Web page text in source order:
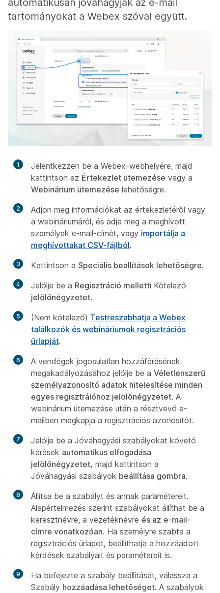
automatikusan jóváhagyják az e-mail
tartományokat a Webex szóval együtt.
1
Jelentkezzen be a Webex-webhelyére, majd
kattintson az Értekezlet ütemezése vagy a
Webinárium ütemezése lehetőségre.
2
Adjon meg információkat az értekezletéről vagy
a webináriumáról, és adja meg a meghívott
személyek e-mail-címét, vagy importálja a
meghívottakat CSV-fájlból.
3 Kattintson a Speciális beállítások lehetőségre.
4 Jelölje be a Regisztráció melletti Kötelező
jelölőnégyzetet.
5 (Nem kötelező) Testreszabhatja a Webex
találkozók és webináriumok regisztrációs
űrlapját.
6
A vendégek jogosulatlan hozzáférésének
megakadályozásához jelölje be a Véletlenszerű
személyazonosító adatok hitelesítése minden
egyes regisztrálóhoz jelölőnégyzetet. A
webinárium ütemezése után a résztvevő e-
mailben megkapja a regisztrációs azonosítót.
7
Jelölje be a Jóváhagyási szabályokat követő
kérések automatikus elfogadása
jelölőnégyzetet, majd kattintson a
Jóváhagyási szabályok beállítása gombra.
8
Állítsa be a szabályt és annak paramétereit.
Alapértelmezés szerint szabályokat állíthat be a
keresztnévre, a vezetéknévre és az e-mail-
címre vonatkozóan. Ha személyre szabta a
regisztrációs űrlapot, beállíthatja a hozzáadott
kérdések szabályait és paramétereit is.
9
Ha befejezte a szabály beállítását, válassza a
Szabály hozzáadása lehetőséget. A szabályok